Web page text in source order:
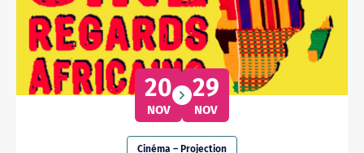
20
NOV
29
NOV
Cinéma – Projection